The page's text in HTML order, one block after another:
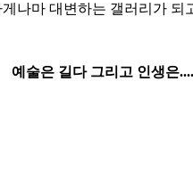
나마 대변하는 갤러리가 되
예술은 길다 그리고 인생은